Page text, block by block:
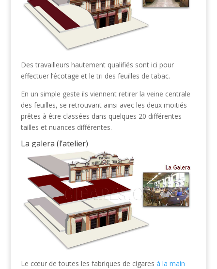
Des travailleurs hautement qualifiés sont ici pour
effectuer l’écotage et le tri des feuilles de tabac.
En un simple geste ils viennent retirer la veine centrale
des feuilles, se retrouvant ainsi avec les deux moitiés
prêtes à être classées dans quelques 20 différentes
tailles et nuances différentes.
La galera (l’atelier)
Le cœur de toutes les fabriques de cigares à la main